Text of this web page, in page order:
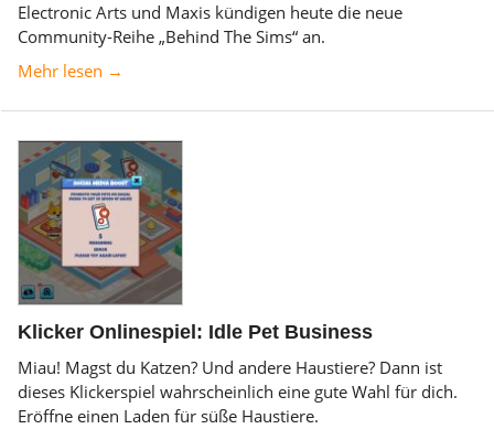
Electronic Arts und Maxis kündigen heute die neue
Community-Reihe „Behind The Sims“ an.
Mehr lesen →
Klicker Onlinespiel: Idle Pet Business
Miau! Magst du Katzen? Und andere Haustiere? Dann ist
dieses Klickerspiel wahrscheinlich eine gute Wahl für dich.
Eröffne einen Laden für süße Haustiere.